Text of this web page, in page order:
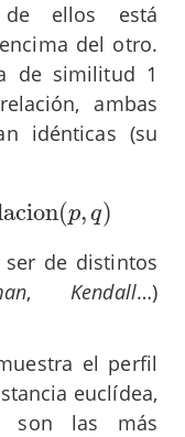
ellos está
del otro.
de similitud 1
ambas
idénticas (su
(p, q)
(p,q)
de distintos
,Kendall…)
el perfil
euclídea,
son las más